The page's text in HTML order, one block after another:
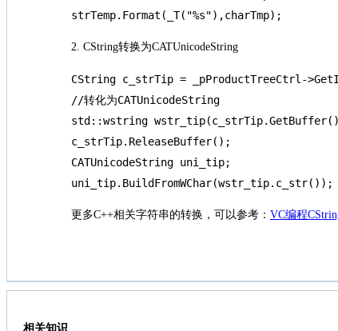
strTemp.Format(_T("%s"),charTmp);
2. CString转换为CATUnicodeString
CString c_strTip = _pProductTreeCtrl-
//转化为CATUnicodeString
std::wstring
c_strTip.ReleaseBuffer();
CATUnicodeString uni_tip;
uni_tip.BuildFromWChar(wstr_tip.c_str());
更多C++相关字符串的转换，可以参考： VC编程
相关知识